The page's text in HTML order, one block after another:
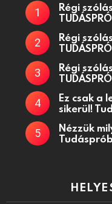
Régi
Régi
Régi
Ez csak a
sikerül!
Nézzük